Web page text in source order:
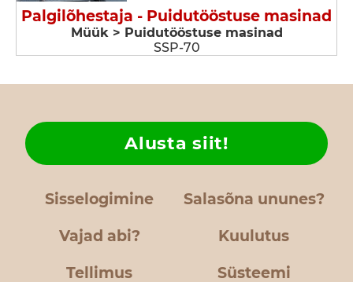
Palgilõhestaja - Puidutööstuse masinad
Müük > Puidutööstuse masinad
SSP-70
Sisselogimine Salasõna ununes?
Vajad abi?
Alusta siit!
Kuulutus
Tellimus
Süsteemi